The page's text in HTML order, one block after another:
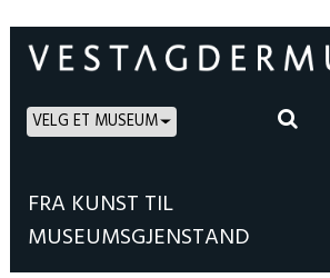
VELG ET MUSEUM
FRA KUNST TIL
MUSEUMSGJENSTAND